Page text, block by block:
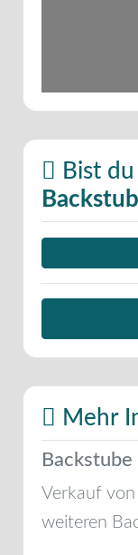
Bist
Mehr
Verkauf
weiteren